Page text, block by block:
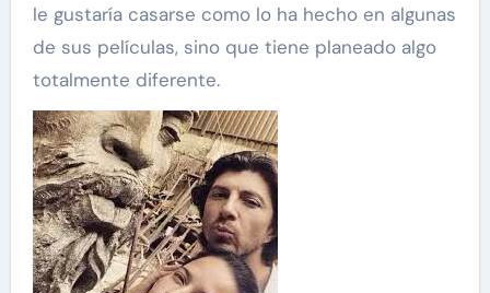
le gustaría casarse como lo ha hecho en algunas
de sus películas, sino que tiene planeado algo
totalmente diferente.